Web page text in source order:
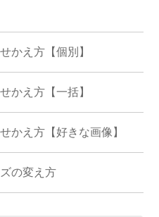
かえ方【個別】
かえ方【一括】
かえ方【好きな画像】
の変え方